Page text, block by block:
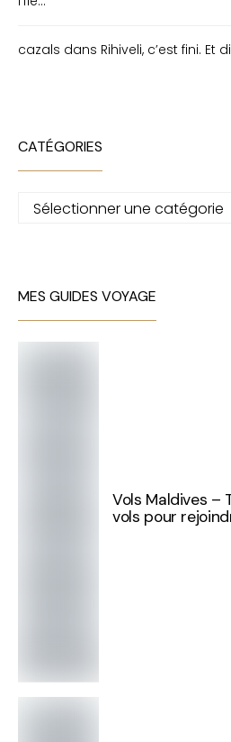
cazals dans Rihiveli, c’est fini. Et
CATÉGORIES
Catégories
MES GUIDES VOYAGE
Vols Maldives –
vols pour